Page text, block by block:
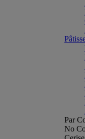
Par
No